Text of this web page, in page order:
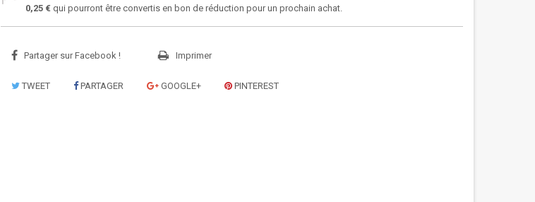
0,25 € qui pourront être convertis en bon de réduction pour un prochain achat.
Partager sur Facebook ! Imprimer
TWEET PARTAGER GOOGLE+ PINTEREST